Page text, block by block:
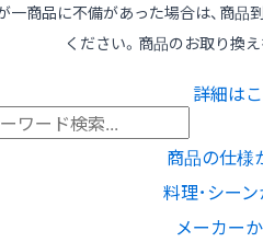
一商品に不備があった場合は、商
ください。商品のお取り換
詳細は
商品の仕様
料理･シー
メーカー